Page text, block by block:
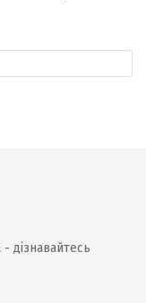
- дізнавайтесь